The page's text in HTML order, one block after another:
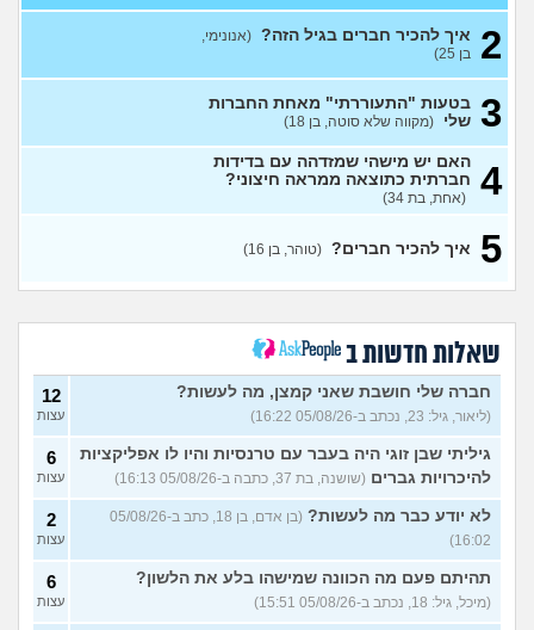
2 חתונות שקשורות לאנשים
מהעבודה שלי לבוא או לא?
מתייחסים אליי כאיום ובזלזול,
מזייפים אותי כאנס וסוטה
(דה
איפה אני ואיפה הם?
(אריאל, בן 26)
בתרבות של עדות ומגזרים
מאנשים אחרים?
(בדוי,
בן 27)
שאלה לבנות שעברו פרום
בחייהן
(ליהיא, בת 18)
1
עצות
עדיף להיות פשוט לבד או
לנסות להפגש עם חברות?
(אנונימית, בת 17)
3
חברות שלי ישתנה כשידעו
שאני נמשכת גם לנשים
(אנונימית, בת 19)
5
עצות
בת עוד מעט 23, אני מרגישה
שנכשלתי לפעמים
(אנונמית,
7
עצות
2 איך להכיר חברים בגיל הזה? (אנונימי,
בן 25)
3 בטעות "התעוררתי" מאחת החברות
שלי (מקווה שלא סוטה, בן 18)
4 האם יש מישהי שמזדהה עם בדידות
חברתית כתוצאה ממראה חיצוני?
(אחת, בת 34)
5 איך להכיר חברים? (טוהר, בן 16)
שאלות חדשות ב
חברה שלי חושבת שאני קמצן, מה לעשות?
(ליאור, גיל: 23, נכתב ב-05/08/26 16:22)
12
עצות
גיליתי שבן זוגי היה בעבר עם טרנסיות והיו לו אפליקציות
להיכרויות גברים (שושנה, בת 37, כתבה ב-05/08/26 16:13)
6
עצות
לא יודע כבר מה לעשות?
(בן אדם, בן 18, כתב ב-05/08/26
16:02)
2
עצות
תהיתם פעם מה הכוונה שמישהו בלע את הלשון?
(מיכל, גיל: 18, נכתב ב-05/08/26 15:51)
6
עצות